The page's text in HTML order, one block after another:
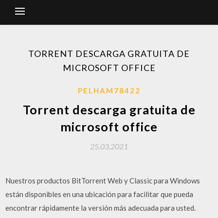
TORRENT DESCARGA GRATUITA DE
MICROSOFT OFFICE
PELHAM78422
Torrent descarga gratuita de
microsoft office
25.03.2021
Nuestros productos BitTorrent Web y Classic para Windows
están disponibles en una ubicación para facilitar que pueda
encontrar rápidamente la versión más adecuada para usted.